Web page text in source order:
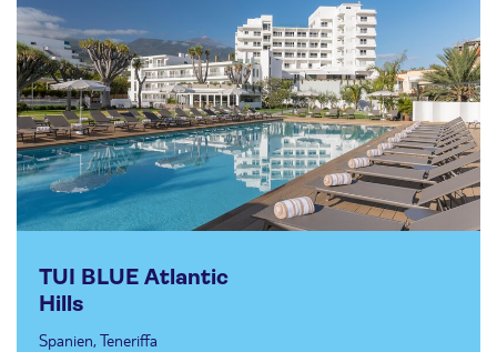
TUI BLUE Atlantic
Hills
Spanien, Teneriffa